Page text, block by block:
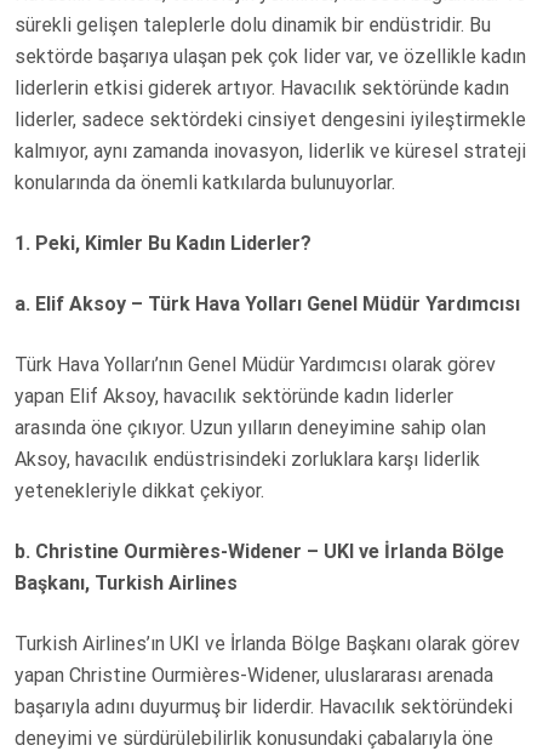
T
E
D
O
N
sürekli gelişen taleplerle dolu dinamik bir endüstridir. Bu
sektörde başarıya ulaşan pek çok lider var, ve özellikle kadın
liderlerin etkisi giderek artıyor. Havacılık sektöründe kadın
liderler, sadece sektördeki cinsiyet dengesini iyileştirmekle
kalmıyor, aynı zamanda inovasyon, liderlik ve küresel strateji
konularında da önemli katkılarda bulunuyorlar.
1. Peki, Kimler Bu Kadın Liderler?
a. Elif Aksoy – Türk Hava Yolları Genel Müdür Yardımcısı
Türk Hava Yolları’nın Genel Müdür Yardımcısı olarak görev
yapan Elif Aksoy, havacılık sektöründe kadın liderler
arasında öne çıkıyor. Uzun yılların deneyimine sahip olan
Aksoy, havacılık endüstrisindeki zorluklara karşı liderlik
yetenekleriyle dikkat çekiyor.
b. Christine Ourmières-Widener – UKI ve İrlanda Bölge
Başkanı, Turkish Airlines
Turkish Airlines’ın UKI ve İrlanda Bölge Başkanı olarak görev
yapan Christine Ourmières-Widener, uluslararası arenada
başarıyla adını duyurmuş bir liderdir. Havacılık sektöründeki
deneyimi ve sürdürülebilirlik konusundaki çabalarıyla öne